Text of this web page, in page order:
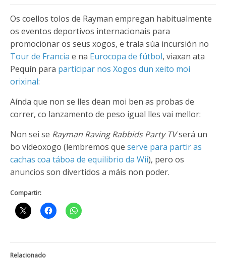
Os coellos tolos de Rayman empregan habitualmente
os eventos deportivos internacionais para
promocionar os seus xogos, e trala súa incursión no
Tour de Francia e na Eurocopa de fútbol, viaxan ata
Pequín para participar nos Xogos dun xeito moi
orixinal:
Aínda que non se lles dean moi ben as probas de
correr, co lanzamento de peso igual lles vai mellor:
Non sei se Rayman Raving Rabbids Party TVserá un
bo videoxogo (lembremos que serve para partir as
cachas coa táboa de equilibrio da Wii), pero os
anuncios son divertidos a máis non poder.
Compartir:
Relacionado